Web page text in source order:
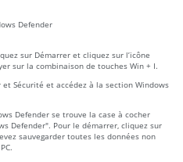
Defender
sur Démarrer et cliquez sur l’icône
sur la combinaison de touches Win + I.
Sécurité et accédez à la section Windows
Defender se trouve la case à cocher
Defender". Pour le démarrer, cliquez sur
sauvegarder toutes les données non